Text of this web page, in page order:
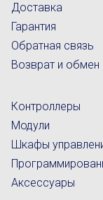
Доставка
Гарантия
Обратная связь
Возврат и обмен
Контроллеры
Модули
Шкафы
Аксессуары